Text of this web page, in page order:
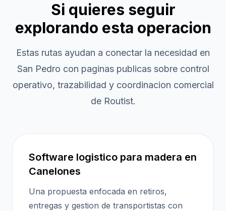
Si quieres seguir
explorando esta operacion
Estas rutas ayudan a conectar la necesidad en
San Pedro con paginas publicas sobre control
operativo, trazabilidad y coordinacion comercial
de Routist.
Software logistico para madera en
Canelones
Una propuesta enfocada en retiros,
entregas y gestion de transportistas con